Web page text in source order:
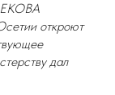
откроют
дал